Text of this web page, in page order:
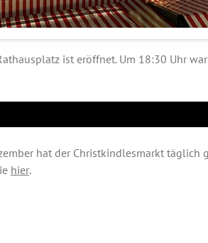
ist eröffnet. Um 18:30 Uhr
hat der Christkindlesmarkt täglich
hier.